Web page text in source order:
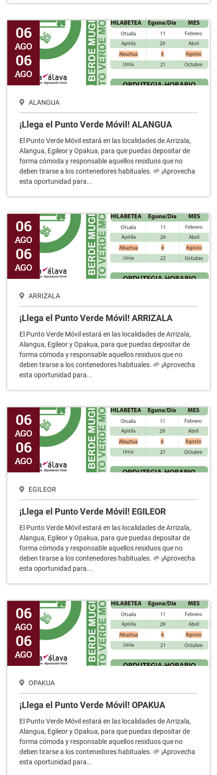
¡Llega el Punto Verde Móvil! ALANGUA
06
AGO
06
AGO
ALANGUA
¡Llega el Punto Verde Móvil! ALANGUA
El Punto Verde Móvil estará en las localidades de Arrizala,
Alangua, Egileor y Opakua, para que puedas depositar de
forma cómoda y responsable aquellos residuos que no
deben tirarse a los contenedores habituales. 🌱 ¡Aprovecha
esta oportunidad para...
¡Llega el Punto Verde Móvil! ARRIZALA
06
AGO
06
AGO
ARRIZALA
¡Llega el Punto Verde Móvil! ARRIZALA
El Punto Verde Móvil estará en las localidades de Arrizala,
Alangua, Egileor y Opakua, para que puedas depositar de
forma cómoda y responsable aquellos residuos que no
deben tirarse a los contenedores habituales. 🌱 ¡Aprovecha
esta oportunidad para...
¡Llega el Punto Verde Móvil! EGILEOR
06
AGO
06
AGO
EGILEOR
¡Llega el Punto Verde Móvil! EGILEOR
El Punto Verde Móvil estará en las localidades de Arrizala,
Alangua, Egileor y Opakua, para que puedas depositar de
forma cómoda y responsable aquellos residuos que no
deben tirarse a los contenedores habituales. 🌱 ¡Aprovecha
esta oportunidad para...
¡Llega el Punto Verde Móvil! OPAKUA
06
AGO
06
AGO
OPAKUA
¡Llega el Punto Verde Móvil! OPAKUA
El Punto Verde Móvil estará en las localidades de Arrizala,
Alangua, Egileor y Opakua, para que puedas depositar de
forma cómoda y responsable aquellos residuos que no
deben tirarse a los contenedores habituales. 🌱 ¡Aprovecha
esta oportunidad para...